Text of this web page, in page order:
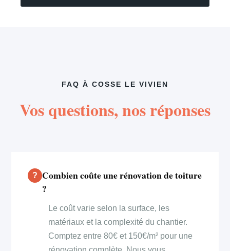
FAQ À COSSE LE VIVIEN
Vos questions, nos réponses
Combien coûte une rénovation de toiture
?
Le coût varie selon la surface, les
matériaux et la complexité du chantier.
Comptez entre 80€ et 150€/m² pour une